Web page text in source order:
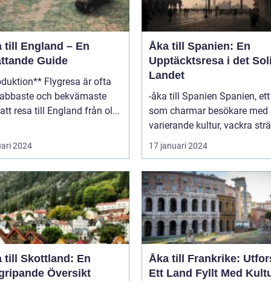
till England – En
Guide
Flygresa är ofta
och bekvämaste
resa till England från ol...
2024
Åka till Spanien: En
Upptäcktsresa i det
Landet
-åka till Spanien Spanien, ett land
som charmar besökare med
varierande kultur, vackra
17 januari 2024
till Skottland: En
Översikt
Åka till Frankrike:
Ett Land Fyllt Med